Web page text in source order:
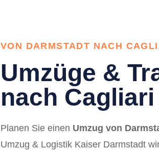
VON DARMSTADT NACH
Umzüge &
nach Cagliari
Planen Sie einen Umzug von
Umzug & Logistik Kaiser Darmstadt